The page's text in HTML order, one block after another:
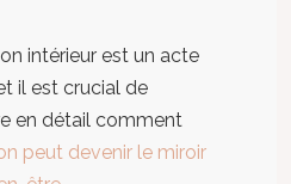
intérieur est un acte
il est crucial de
en détail comment
peut devenir le miroir